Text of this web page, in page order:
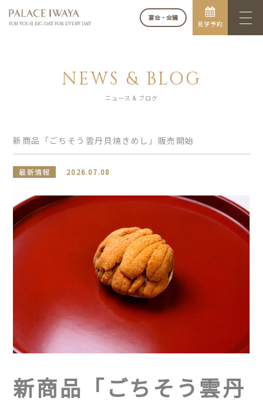
FOR YOUR BIG DAY. FOR EVERY DAY.
宴会・会議
見学予約
NEWS & BLOG
ニュース & ブログ
新商品「ごちそう雲丹貝焼きめし」販売開始
最新情報 2026.07.08
新商品「ごちそう雲丹